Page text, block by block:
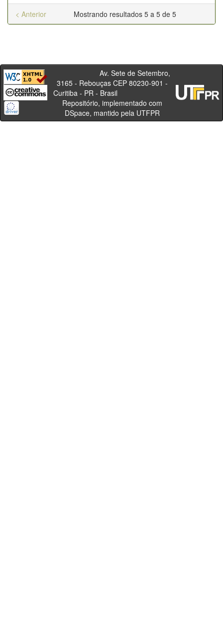
Mostrando resultados 5 a 5 de 5
< Anterior
Av. Sete de Setembro,
3165 - Rebouças CEP 80230-901 -
Curitiba - PR - Brasil
Repositório, implementado com
DSpace, mantido pela UTFPR